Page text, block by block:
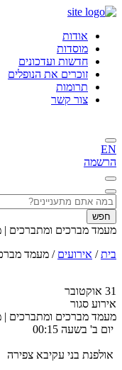
אודות
מוסדות
חדשות ועדכונים
זוכרים את הנופלים
תרומות
צור קשר
EN
הרשמה
חפש
מעמד מברכים ומתברכים |
בית/ אירועים / מעמד
31 אוקטובר
אירוע סגור
מעמד מברכים ומתברכים |
יום ב' בשעה 00:15
אולפנת בני עקיבא צפירה